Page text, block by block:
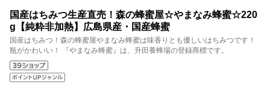
国産はちみつ生産直売！森の蜂蜜屋☆やまなみ蜂蜜☆220
g【純粋非加熱】広島県産・国産蜂蜜
国産はちみつ！森の蜂蜜屋やまなみ蜂蜜は味香りとも優しいはちみつです！
瓶がかわいい！ 『やまなみ蜂蜜』は、升田養蜂場の登録商標です。